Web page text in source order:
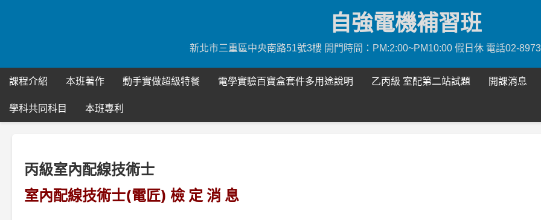
自強電機補習班
新北市三重區中央南路51號3樓 開門時間：PM:2:00~PM10:00 假日休 電話02-
課程介紹 本班著作 動手實做超級特餐 電學實驗百寶盒套件多用途說明 乙丙級 室配第二站試題 開課消息
學科共同科目 本班專利
丙級室內配線技術士
室內配線技術士(電匠) 檢 定 消 息